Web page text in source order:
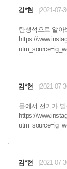
김*현 2021-07-
탄생석으로 알아
https://
김*현 2021-07-
물에서 전기가
https://
김*현 2021-07-